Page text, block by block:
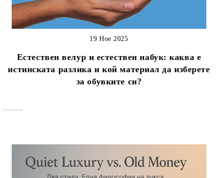
Естествен велур и естествен набук: каква е
истинската разлика и кой материал да изберете
за обувките си?
19 Ное 2025
.........